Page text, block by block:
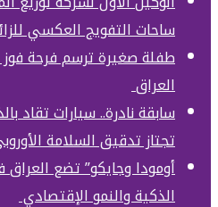
ساحات التفويج العكسي
طفلة صغيرة ترسم فرحة فوز
العراق
سابقة نادرة.. سيارات تقاد
تجتاز تدقيق السلامة
أومودا وجايكو” تضع
الذكية والنمو الإقتصادي